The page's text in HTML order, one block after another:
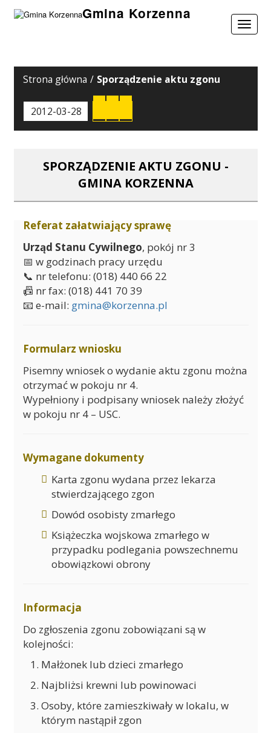
Gmina Korzenna
Toggle
Strona główna / Sporządzenie aktu zgonu
2012-03-28
PDF'a
SPORZĄDZENIE AKTU ZGONU -
GMINA KORZENNA
Referat załatwiający sprawę
Urząd Stanu Cywilnego, pokój nr 3
📅 w godzinach pracy urzędu
📞 nr telefonu: (018) 440 66 22
📠 nr fax: (018) 441 70 39
📧 e-mail: gmina@korzenna.pl
Formularz wniosku
Pisemny wniosek o wydanie aktu zgonu można
otrzymać w pokoju nr 4.
Wypełniony i podpisany wniosek należy złożyć
w pokoju nr 4 – USC.
Wymagane dokumenty
Karta zgonu wydana przez lekarza
stwierdzającego zgon
Dowód osobisty zmarłego
Książeczka wojskowa zmarłego w
przypadku podlegania powszechnemu
obowiązkowi obrony
Informacja
Do zgłoszenia zgonu zobowiązani są w
kolejności:
Małżonek lub dzieci zmarłego
Najbliżsi krewni lub powinowaci
Osoby, które zamieszkiwały w lokalu, w
którym nastąpił zgon